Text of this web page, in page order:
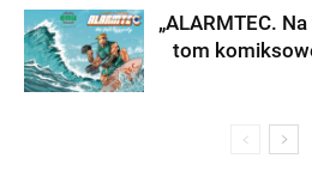
„ALARMTEC.
tom